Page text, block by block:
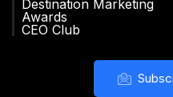
Destination Marketing
Awards
CEO Club